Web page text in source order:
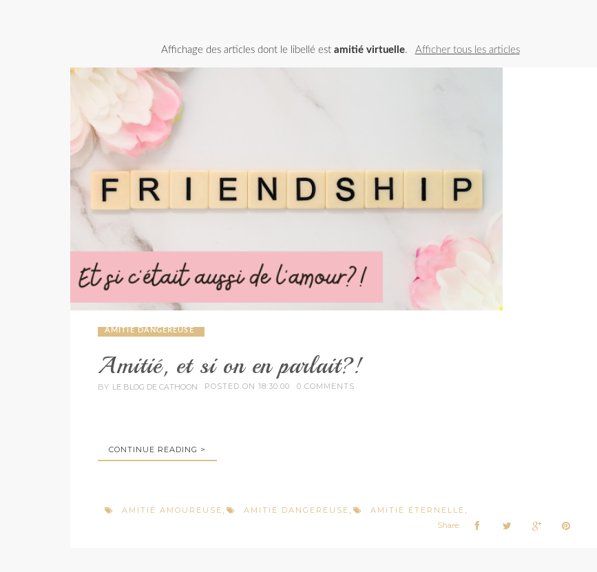
Affichage des articles dont le libellé estamitié virtuelle. Afficher tous les articles
AMITIÉ DANGEREUSE
Amitié, et si on en parlait?!
BY LE BLOG DE CATHOON POSTED ON 18:30:00 0 COMMENTS
CONTINUE READING >
AMITIÉ AMOUREUSE, AMITIÉ DANGEREUSE, AMITIÉ ÉTERNELLE,
Share: